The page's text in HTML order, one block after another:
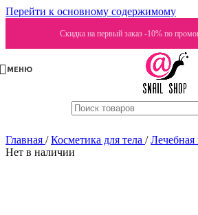
Перейти к основному содержимому
Скидка на первый заказ -10% по
МЕНЮ
Главная / Косметика для тела / Лечебная
Нет в наличии